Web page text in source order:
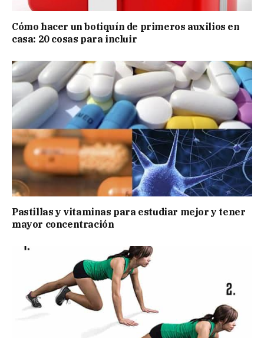
Cómo hacer un botiquín de primeros auxilios en
casa: 20 cosas para incluir
Pastillas y vitaminas para estudiar mejor y tener
mayor concentración